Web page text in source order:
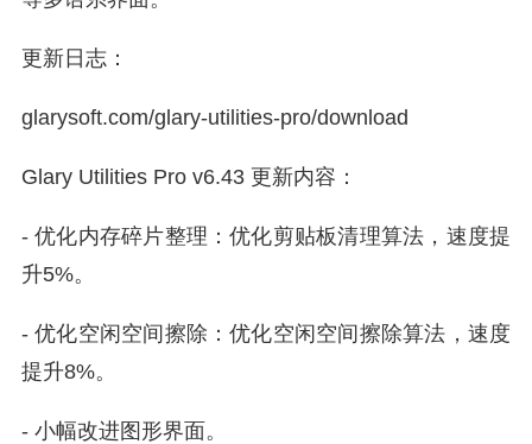
更新日志：
glarysoft.com/glary-utilities-pro/download
Glary Utilities Pro v6.43 更新内容：
- 优化内存碎片整理：优化剪贴板清理算法，速度提
升5%。
- 优化空闲空间擦除：优化空闲空间擦除算法，速度
提升8%。
- 小幅改进图形界面。